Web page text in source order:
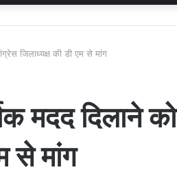
जिलाध्यक्ष की डी एम से मांग
मदद दिलाने को
से मांग